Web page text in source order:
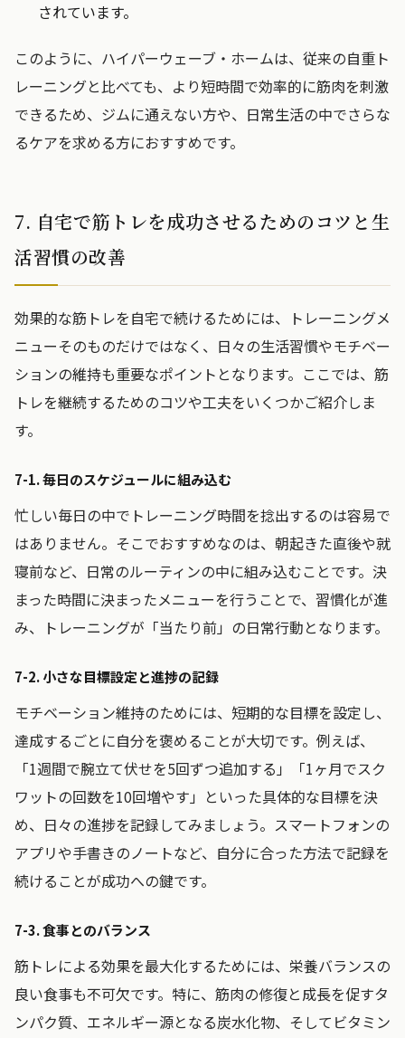
されています。
このように、ハイパーウェーブ・ホームは、従来の自重ト
レーニングと比べても、より短時間で効率的に筋肉を刺激
できるため、ジムに通えない方や、日常生活の中でさらな
るケアを求める方におすすめです。
7. 自宅で筋トレを成功させるためのコツと生
活習慣の改善
効果的な筋トレを自宅で続けるためには、トレーニングメ
ニューそのものだけではなく、日々の生活習慣やモチベー
ションの維持も重要なポイントとなります。ここでは、筋
トレを継続するためのコツや工夫をいくつかご紹介しま
す。
7-1. 毎日のスケジュールに組み込む
忙しい毎日の中でトレーニング時間を捻出するのは容易で
はありません。そこでおすすめなのは、朝起きた直後や就
寝前など、日常のルーティンの中に組み込むことです。決
まった時間に決まったメニューを行うことで、習慣化が進
み、トレーニングが「当たり前」の日常行動となります。
7-2. 小さな目標設定と進捗の記録
モチベーション維持のためには、短期的な目標を設定し、
達成するごとに自分を褒めることが大切です。例えば、
「1週間で腕立て伏せを5回ずつ追加する」「1ヶ月でスク
ワットの回数を10回増やす」といった具体的な目標を決
め、日々の進捗を記録してみましょう。スマートフォンの
アプリや手書きのノートなど、自分に合った方法で記録を
続けることが成功への鍵です。
7-3. 食事とのバランス
筋トレによる効果を最大化するためには、栄養バランスの
良い食事も不可欠です。特に、筋肉の修復と成長を促すタ
ンパク質、エネルギー源となる炭水化物、そしてビタミン